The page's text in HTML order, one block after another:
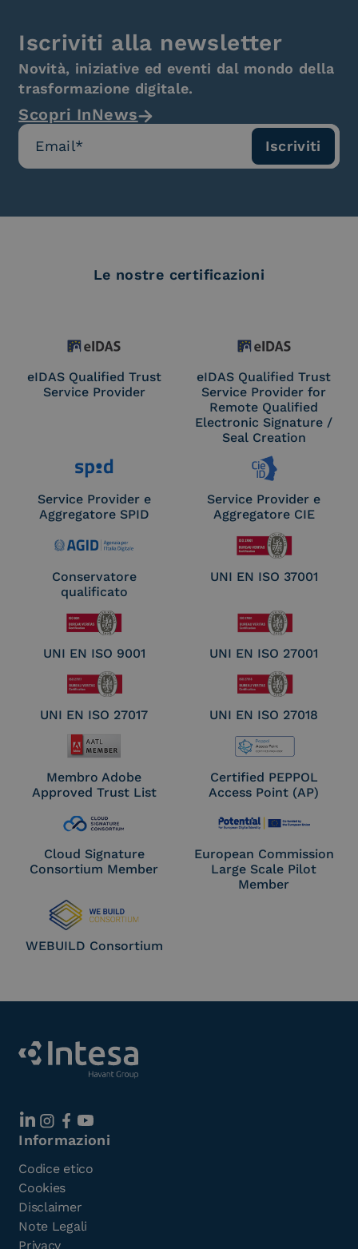
Iscriviti alla newsletter
Novità, iniziative ed eventi dal mondo della
trasformazione digitale.
Scopri InNews
Le nostre certificazioni
eIDAS Qualified Trust
Service Provider
eIDAS Qualified Trust
Service Provider for
Remote Qualified
Electronic Signature /
Seal Creation
Service Provider e
Aggregatore SPID
Service Provider e
Aggregatore CIE
Conservatore
qualificato
UNI EN ISO 37001
UNI EN ISO 9001 UNI EN ISO 27001
UNI EN ISO 27017 UNI EN ISO 27018
Membro Adobe
Approved Trust List
Certified PEPPOL
Access Point (AP)
Cloud Signature
Consortium Member
European Commission
Large Scale Pilot
Member
WEBUILD Consortium
Informazioni
Codice etico
Cookies
Disclaimer
Note Legali
Privacy